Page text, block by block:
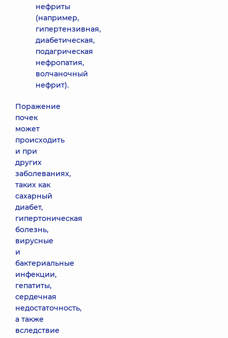
нефриты
(например,
гипертензивная,
диабетическая,
подагрическая
нефропатия,
волчаночный
нефрит).
Поражение
почек
может
происходить
и при
других
заболеваниях,
таких как
сахарный
диабет,
гипертоническая
болезнь,
вирусные
и
бактериальные
инфекции,
гепатиты,
сердечная
недостаточность,
а также
вследствие